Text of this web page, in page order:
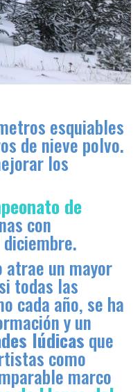
esquiables
de nieve polvo.
los
de
con
atrae un mayor
todas las
cada año, se ha
y un
lúdicas que
como
marco